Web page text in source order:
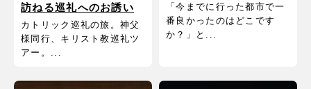
訪ねる巡礼へのお誘い
カトリック巡礼の旅。神父
様同行、キリスト教巡礼ツ
アー。...
「今までに行った都市で一
番良かったのはどこです
か？」と...